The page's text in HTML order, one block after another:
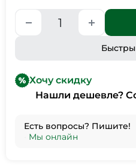
Хочу скидку
Нашли дешевле?
Есть вопросы? Пишите!
Мы онлайн